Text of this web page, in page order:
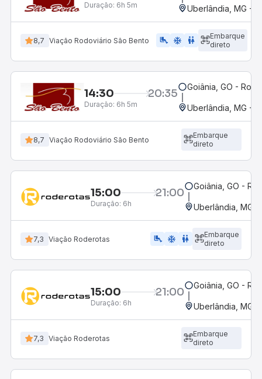
Duração: 6h 5m Uberlândia, MG -
8,7 Viação Rodoviário São Bento airline_seat_legroom_extra ac_unit wc
Embarque
direto
14:30 20:35
Duração: 6h 5m
Goiânia, GO -
Uberlândia, MG -
8,7 Viação Rodoviário São Bento
Embarque
direto
15:00 21:00
Duração: 6h
Goiânia, GO -
Uberlândia, MG -
7,3 Viação Roderotas airline_seat_legroom_extra ac_unit WC
Embarque
direto
15:00 21:00
Duração: 6h
Goiânia, GO -
Uberlândia, MG -
7,3 Viação Roderotas
Embarque
direto